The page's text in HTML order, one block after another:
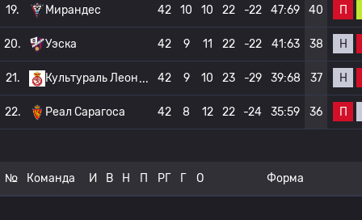
19. Мирандес 42 10 10 22 -22 47:69 40 П
20. Уэска 42 9 11 22 -22 41:63 38 Н
21. Культураль Леон 42 9 10 23 -29 39:68 37 Н
22. Реал Сарагоса 42 8 12 22 -24 35:59 36 П
№ Команда И В Н П РГ Г О Форма